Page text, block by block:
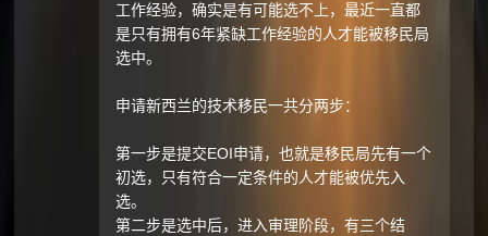
工作经验，确实是有可能选不上，最近一直都
是只有拥有6年紧缺工作经验的人才能被移民局
选中。
申请新西兰的技术移民一共分两步：
第一步是提交EOI申请，也就是移民局先有一个
初选，只有符合一定条件的人才能被优先入
选。
第二步是选中后，进入审理阶段，有三个结